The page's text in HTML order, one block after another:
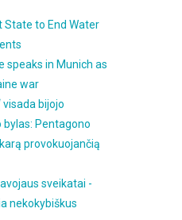
State to End Water
speaks in Munich as
war
visada bijojo
bylas: Pentagono
provokuojančią
sveikatai -
nekokybiškus